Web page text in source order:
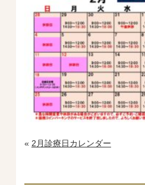
« 2月診療日カレンダー